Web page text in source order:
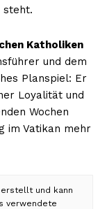
steht.
Katholiken
und dem
Planspiel: Er
Loyalität und
Wochen
im Vatikan mehr
und kann
verwendete